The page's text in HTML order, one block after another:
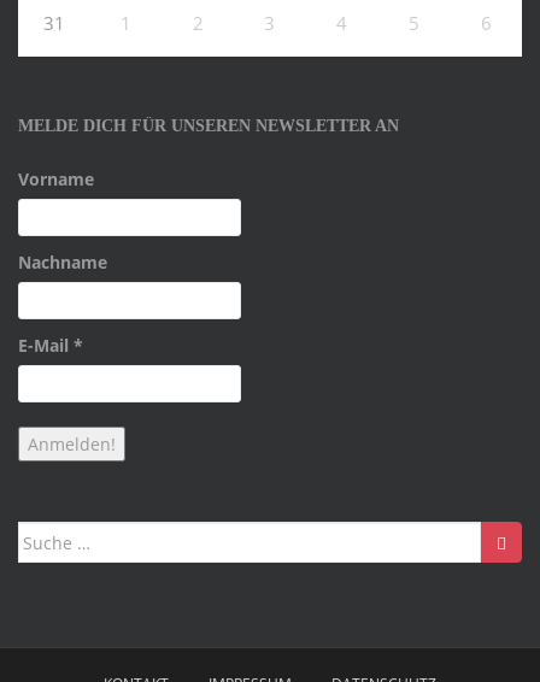
31 1 2 3 4 5 6
MELDE DICH FÜR UNSEREN NEWSLETTER AN
Vorname
Nachname
E-Mail *
Suche
nach: